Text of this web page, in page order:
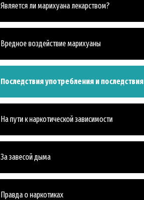
Является ли марихуана лекарством?
Вредное воздействие марихуаны
Последствия употребления и
На пути к наркотической зависимости
За завесой дыма
Правда о наркотиках